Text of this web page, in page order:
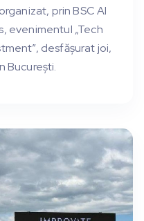
prin BSC AI
evenimentul „Tech
desfășurat joi,
București.